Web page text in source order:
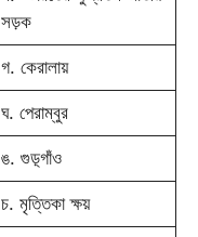
সড়ক
গ. কেরালায়
ঘ. পেরাম্বুর
ঙ. গুড়্গাঁও
চ. মৃত্তিকা ক্ষয়